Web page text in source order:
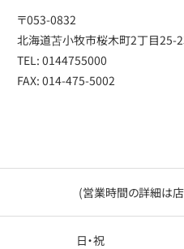
〒053-0832
北海道苫小牧市桜木町2丁目25-
TEL: 0144755000
FAX: 014-475-5002
(営業時間の詳細は店
日・祝